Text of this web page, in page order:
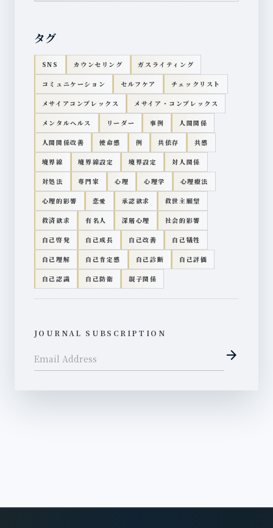
タグ
SNS カウンセリング ガスライティング
コミュニケーション セルフケア チェックリスト
メサイアコンプレックス メサイア・コンプレックス
メンタルヘルス リーダー 事例 人間関係
人間関係改善 使命感 例 共依存 共感
境界線 境界線設定 境界設定 対人関係
対処法 専門家 心理 心理学 心理療法
心理的影響 恋愛 承認欲求 救世主願望
救済欲求 有名人 深層心理 社会的影響
自己啓発 自己成長 自己改善 自己犠牲
自己理解 自己肯定感 自己診断 自己評価
自己認識 自己防衛 親子関係
JOURNAL SUBSCRIPTION
arrow_forward